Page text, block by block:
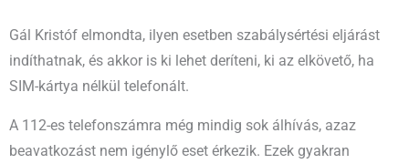
Gál Kristóf elmondta, ilyen esetben szabálysértési eljárást
indíthatnak, és akkor is ki lehet deríteni, ki az elkövető, ha
SIM-kártya nélkül telefonált.
A 112-es telefonszámra még mindig sok álhívás, azaz
beavatkozást nem igénylő eset érkezik. Ezek gyakran